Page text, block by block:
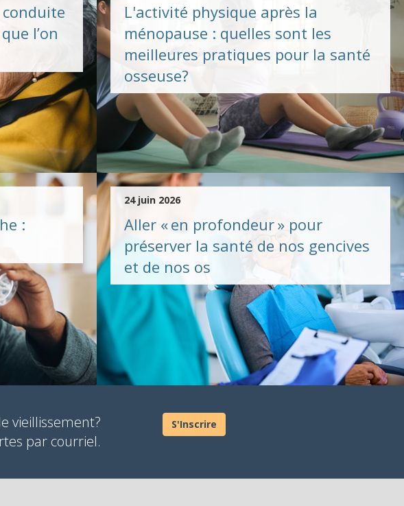
l’on
L'activité physique après la
ménopause : quelles sont les
meilleures pratiques pour la santé
osseuse?
:
24 juin 2026
Aller « en profondeur » pour
préserver la santé de nos gencives
et de nos os
vieillissement?
par courriel.
S'Inscrire